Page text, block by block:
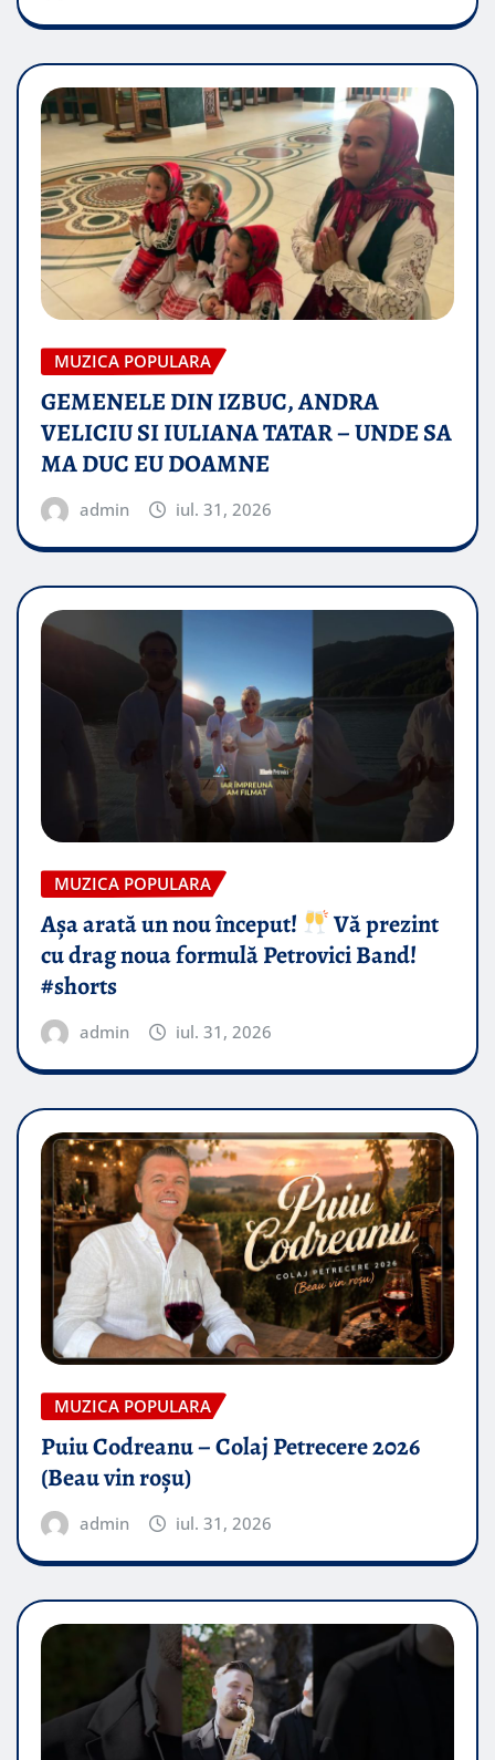
MUZICA POPULARA
GEMENELE DIN IZBUC, ANDRA
VELICIU SI IULIANA TATAR – UNDE SA
MA DUC EU DOAMNE
admin iul. 31, 2026
MUZICA POPULARA
Așa arată un nou început!
Vă prezint
cu drag noua formulă Petrovici Band!
#shorts
admin iul. 31, 2026
MUZICA POPULARA
Puiu Codreanu – Colaj Petrecere 2026
(Beau vin roșu)
admin iul. 31, 2026